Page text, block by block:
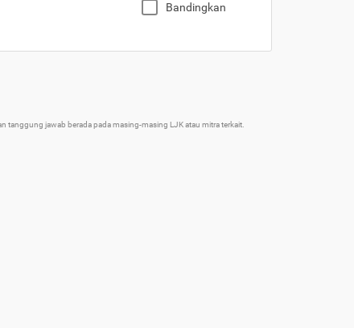
Bandingkan
jawab berada pada masing-masing LJK atau mitra terkait.